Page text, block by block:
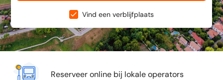
Vind een verblijfplaats
Reserveer online bij lokale operators